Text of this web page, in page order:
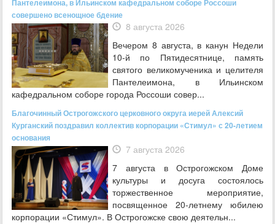
Пантелеимона, в Ильинском кафедральном соборе Россоши
совершено всенощное бдение
8 августа 2026
Вечером 8 августа, в канун Недели
10-й по Пятидесятнице, память
святого великомученика и целителя
Пантелеимона, в Ильинском
кафедральном соборе города Россоши совер...
Благочинный Острогожского церковного округа иерей Алексий
Курганский поздравил коллектив корпорации «Стимул» с 20-летием
основания
7 августа 2026
7 августа в Острогожском Доме
культуры и досуга состоялось
торжественное мероприятие,
посвященное 20‑летнему юбилею
корпорации «Стимул». В Острогожске свою деятельн...